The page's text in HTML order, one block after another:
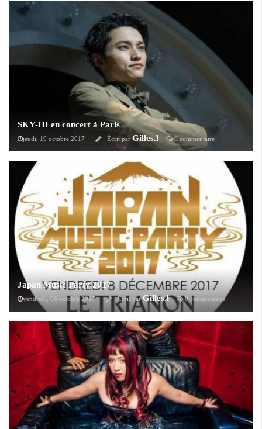
piano, ce concert acoustique et intimiste sera l’occasion d’entendre sa
fabuleuse voix interprétée tous ses grands classiques, aux côtés de
certains de ses morceaux les plus récents.
SKY-HI en concert à Paris
jeudi, 19 octobre 2017 Écrit par Gilles.l 0 commentaire
Le chanteur SKY-HI a annoncé il y a peu ses toutes premières dates de
sa tournée mondiale "SKY-HI Round A Ground 2017 ". La tournée a
débutée par le Japon le 11 octobre dernier et passera par Paris le 18
novembre prochain.
Japan Music Party 2017
vendredi, 06 octobre 2017 Écrit parGilles.l 0 commentaire
L'événement Parisien de l'Anisong revient le 8 décembre prochain au
Trianon avec Japan Music Party 2017 avec la présence de
T.M.Revolution et de JAM PROJECT.